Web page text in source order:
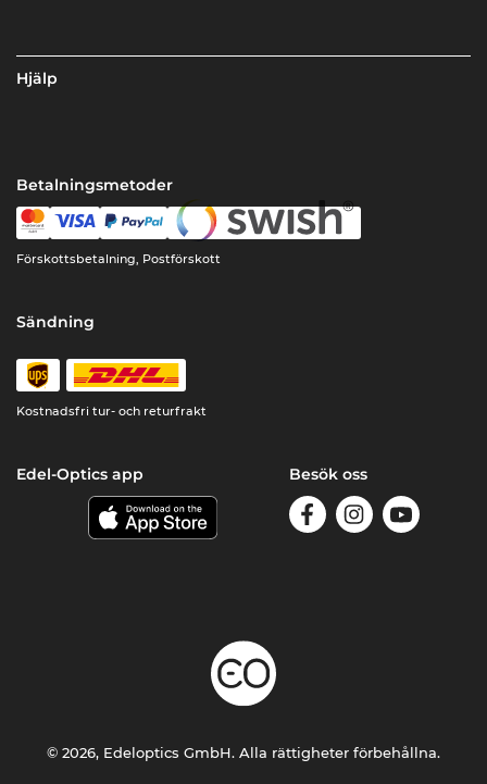
Hjälp
Betalningsmetoder
Förskottsbetalning, Postförskott
Sändning
Kostnadsfri tur- och returfrakt
Edel-Optics app Besök oss
© 2026, Edeloptics GmbH. Alla rättigheter förbehållna.